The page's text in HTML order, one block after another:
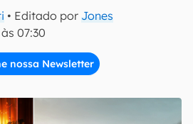
• Editado por Jones
07:30
nossa Newsletter
do Canaltech.